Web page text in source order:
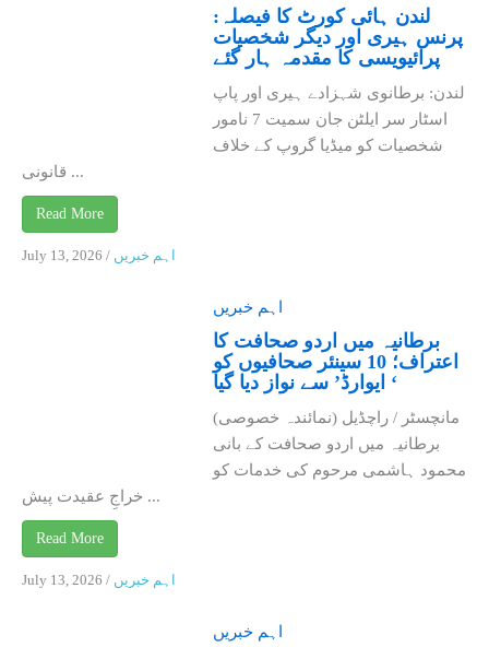
لندن ہائی کورٹ کا فیصلہ:
پرنس ہیری اور دیگر شخصیات
پرائیویسی کا مقدمہ ہار گئے
لندن: برطانوی شہزادے ہیری اور پاپ
اسٹار سر ایلٹن جان سمیت 7 نامور
شخصیات کو میڈیا گروپ کے خلاف
قانونی ...
Read More
July 13, 2026 / اہم خبریں
اہم خبریں
برطانیہ میں اردو صحافت کا
اعتراف؛ 10 سینئر صحافیوں کو
‘ ایوارڈ’ سے نواز دیا گیا
مانچسٹر / راچڈیل (نمائندہ خصوصی)
برطانیہ میں اردو صحافت کے بانی
محمود ہاشمی مرحوم کی خدمات کو
خراجِ عقیدت پیش ...
Read More
July 13, 2026 / اہم خبریں
اہم خبریں